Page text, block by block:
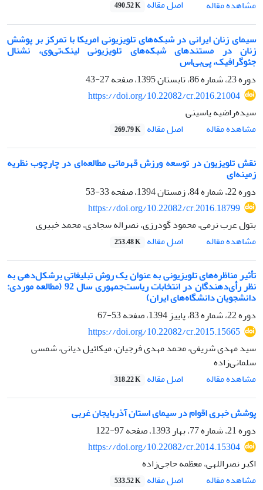
مشاهده مقاله اصل مقاله 490.52 K
سیمای زنان ایرانی در شبکه‌های تلویزیونی امریکا با تمرکز بر پوشش
زنان در مستندهای شبکه‌های تلویزیونی لینک‌تی‌وی، نشنال
جئوگرافیک، پی‌بی‌اس
دوره 23، شماره 86، تابستان 1395، صفحه
27-43
https://doi.org/10.22082/cr.2016.21004
سیده‌راضیه یاسینی
مشاهده مقاله
اصل مقاله 269.79 K
نقش تلویزیون در توسعه ورزش قهرمانی مطالعه‌ای در چارچوب نظریه
زمینه‌ای
دوره 22، شماره 84، زمستان 1394، صفحه
33-53
https://doi.org/10.22082/cr.2016.18799
بتول عرب نرمی، محمود گودرزی، نصراله سجادی، محمد خبیری
مشاهده مقاله
اصل مقاله 253.48 K
تأثیر مناظره‌های تلویزیونی به عنوان یک روش تبلیغاتی برشکل‌دهی به
نظر رأی‌دهندگان در انتخابات ریاست‌جمهوری سال 92 (مطالعه موردی:
دانشجویان دانشگاه‌های ایران)
دوره 22، شماره 83، پاییز 1394، صفحه
53-67
https://doi.org/10.22082/cr.2015.15665
سید مهدی شریفی، محمد مهدی فرجیان، میکائیل دیانی، شمسی
سلمانی‌زاده
مشاهده مقاله
اصل مقاله 318.22 K
پوشش خبری اقوام در سیمای استان آذربایجان ‌غربی
دوره 21، شماره 77، بهار 1393، صفحه
97-122
https://doi.org/10.22082/cr.2014.15304
اکبر نصراللهی، معظمه حاجی‌زاده
مشاهده مقاله
اصل مقاله 533.52 K